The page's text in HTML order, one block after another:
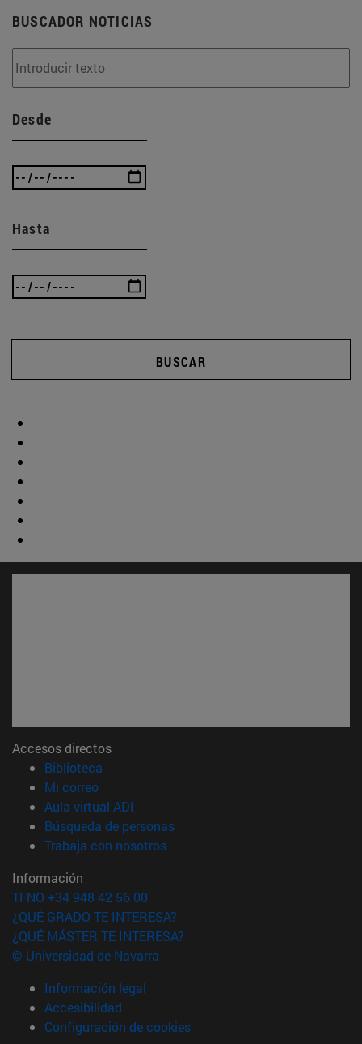
BUSCADOR NOTICIAS
Desde
Hasta
BUSCAR
Accesos directos
Biblioteca
Mi correo(abre en nueva ventana)
Aula virtual ADI
Búsqueda de personas(abre en nueva ventana)
Trabaja con nosotros(abre en nueva ventana)
Información
TFNO +34 948 42 56 00
¿QUÉ GRADO TE INTERESA?
¿QUÉ MÁSTER TE INTERESA?
© Universidad de Navarra
Información legal
Accesibilidad
Configuración de cookies